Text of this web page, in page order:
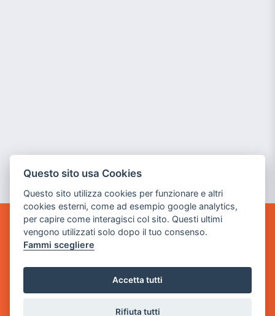
GAME WARP
BY POWER GAME SRL
Sede Legale
via Villaggio dei Platani, 3
- 25014 Castenedolo, Brescia
Questo sito usa Cookies
Questo sito utilizza cookies per funzionare e altri
cookies esterni, come ad esempio google analytics,
per capire come interagisci col sito. Questi ultimi
vengono utilizzati solo dopo il tuo consenso.
Fammi scegliere
Accetta tutti
Rifiuta tutti